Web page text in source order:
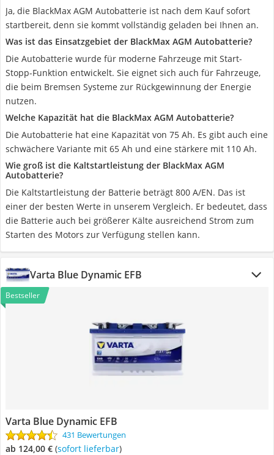
Ja, die BlackMax AGM Autobatterie ist nach dem Kauf sofort
startbereit, denn sie kommt vollständig geladen bei Ihnen an.
Was ist das Einsatzgebiet der BlackMax AGM Autobatterie?
Die Autobatterie wurde für moderne Fahrzeuge mit Start-
Stopp-Funktion entwickelt. Sie eignet sich auch für Fahrzeuge,
die beim Bremsen Systeme zur Rückgewinnung der Energie
nutzen.
Welche Kapazität hat die BlackMax AGM Autobatterie?
Die Autobatterie hat eine Kapazität von 75 Ah. Es gibt auch eine
schwächere Variante mit 65 Ah und eine stärkere mit 110 Ah.
Wie groß ist die Kaltstartleistung der BlackMax AGM
Autobatterie?
Die Kaltstartleistung der Batterie beträgt 800 A/EN. Das ist
einer der besten Werte in unserem Vergleich. Er bedeutet, dass
die Batterie auch bei größerer Kälte ausreichend Strom zum
Starten des Motors zur Verfügung stellen kann.
Varta Blue Dynamic EFB
Bestseller
Varta Blue Dynamic EFB
431 Bewertungen
ab 124,00 € ( Sofort lieferbar)